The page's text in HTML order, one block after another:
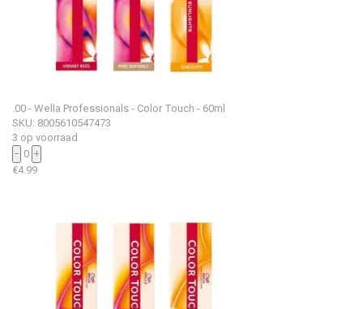
.00 - Wella Professionals - Color Touch - 60ml
SKU: 8005610547473
3 op voorraad
− 0 +
€4.99